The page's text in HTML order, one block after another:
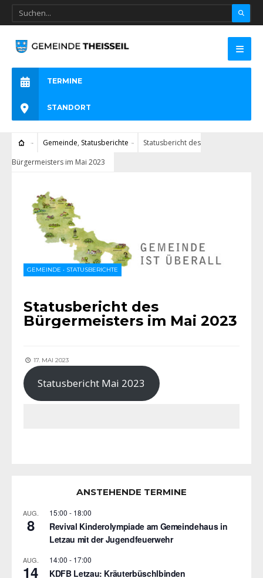
TERMINE
STANDORT
Gemeinde, Statusberichte
Statusbericht des
Bürgermeisters im Mai 2023
GEMEINDE • STATUSBERICHTE
Statusbericht des
Bürgermeisters im Mai 2023
17. MAI 2023
Statusbericht Mai 2023
ANSTEHENDE TERMINE
AUG.
8
15:00 - 18:00
Revival Kinderolympiade am Gemeindehaus in
Letzau mit der Jugendfeuerwehr
AUG.
14
14:00 - 17:00
KDFB Letzau: Kräuterbüschlbinden